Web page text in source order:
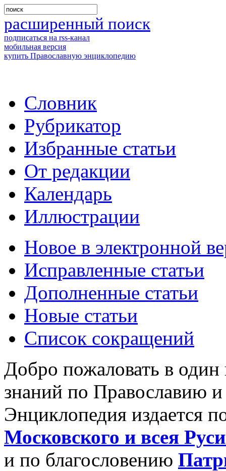
расширенный поиск
подписаться на rss-канал
мобильная версия
купить Православную энциклопедию
Словник
Рубрикатор
Избранные статьи
От редакции
Календарь
Иллюстрации
Новое в электронной
Исправленные статьи
Дополненные статьи
Новые статьи
Список сокращений
Добро пожаловать в
знаний по Православию
Энциклопедия издается
Московского и всея
и по благословению